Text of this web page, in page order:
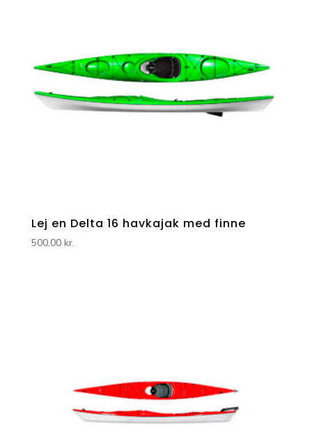
Lej en Delta 16 havkajak med finne
500,00 kr.